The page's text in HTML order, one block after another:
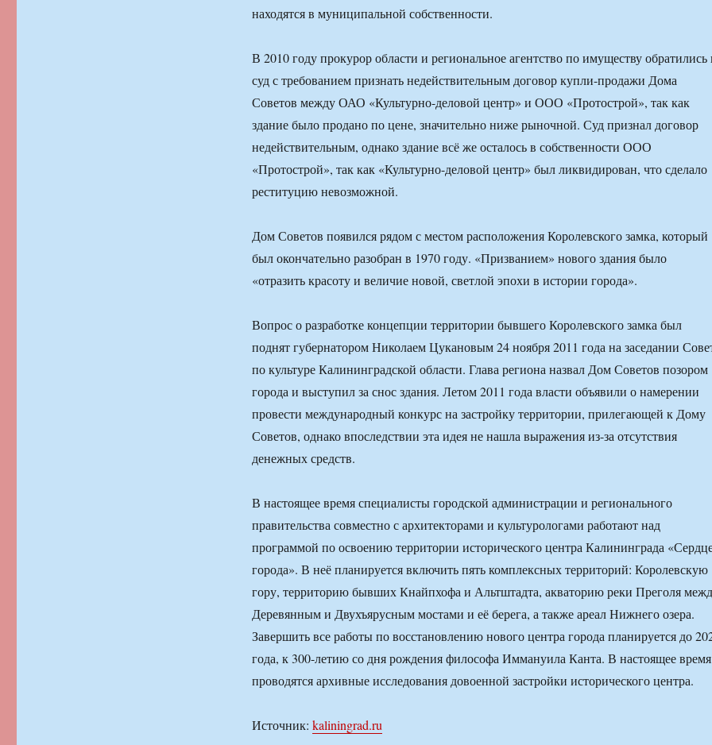
находятся в муниципальной собственности.
В 2010 году прокурор области и региональное агентство по имуществу обратились
суд с требованием признать недействительным договор купли-продажи Дома
Советов между ОАО «Культурно-деловой центр» и ООО «Протострой», так как
здание было продано по цене, значительно ниже рыночной. Суд признал договор
недействительным, однако здание всё же осталось в собственности ООО
«Протострой», так как «Культурно-деловой центр» был ликвидирован, что сделало
реституцию невозможной.
Дом Советов появился рядом с местом расположения Королевского замка, который
был окончательно разобран в 1970 году. «Призванием» нового здания было
«отразить красоту и величие новой, светлой эпохи в истории города».
Вопрос о разработке концепции территории бывшего Королевского замка был
поднят губернатором Николаем Цукановым 24 ноября 2011 года на заседании
по культуре Калининградской области. Глава региона назвал Дом Советов позором
города и выступил за снос здания. Летом 2011 года власти объявили о намерении
провести международный конкурс на застройку территории, прилегающей к Дому
Советов, однако впоследствии эта идея не нашла выражения из-за отсутствия
денежных средств.
В настоящее время специалисты городской администрации и регионального
правительства совместно с архитекторами и культурологами работают над
программой по освоению территории исторического центра Калининграда
города». В неё планируется включить пять комплексных территорий: Королевскую
гору, территорию бывших Кнайпхофа и Альтштадта, акваторию реки Преголя
Деревянным и Двухъярусным мостами и её берега, а также ареал Нижнего озера.
Завершить все работы по восстановлению нового центра города планируется до
года, к 300-летию со дня рождения философа Иммануила Канта. В настоящее время
проводятся архивные исследования довоенной застройки исторического центра.
Источник: kaliningrad.ru